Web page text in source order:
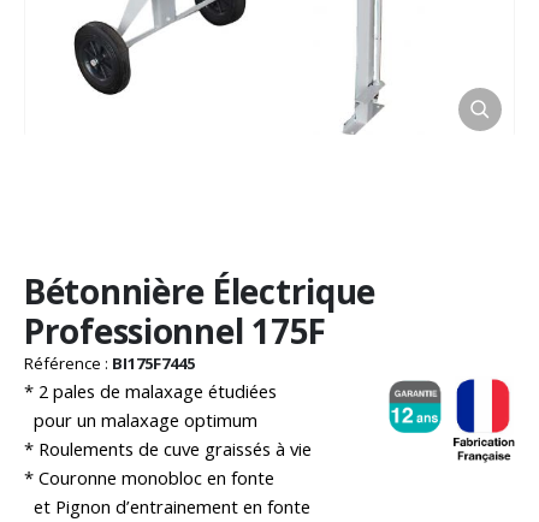
au
début
de
la
Galerie
d’images
Bétonnière Électrique
Professionnel 175F
Référence : BI175F7445
* 2 pales de malaxage étudiées
pour un malaxage optimum
* Roulements de cuve graissés à vie
* Couronne monobloc en fonte
et Pignon d’entrainement en fonte